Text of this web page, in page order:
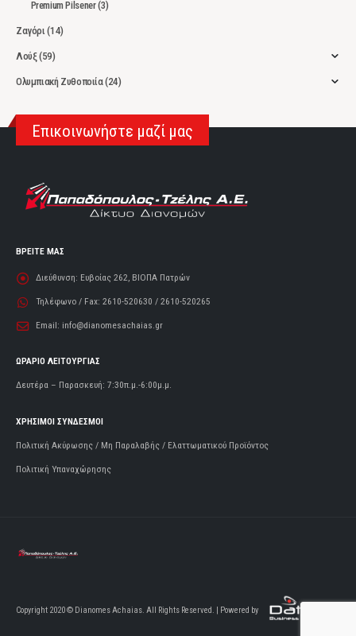
Premium Pilsener(3)
Ζαγόρι (14)
Λούξ(59)
Ολυμπιακή Ζυθοποιία(24)
Επικοινωνήστε μαζί μας
ΒΡΕΙΤΕ ΜΑΣ
Διεύθυνση: Ευβοίας 262, ΒΙΟΠΑ Πατρών
Τηλέφωνο / Fax: 2610-520630 / 2610-520265
Email: info@dianomesachaias.gr
ΩΡΑΡΙΟ ΛΕΙΤΟΥΡΓΙΑΣ
Δευτέρα – Παρασκευή: 7:30π.μ.-6:00μ.μ.
ΧΡΗΣΙΜΟΙ ΣΥΝΔΕΣΜΟΙ
Πολιτική Ακύρωσης / Μη Παραλαβής / Ελαττωματικού Προϊόντος
Πολιτική Υπαναχώρησης
Copyright 2020 © Dianomes Achaias. All Rights Reserved. | Powered by